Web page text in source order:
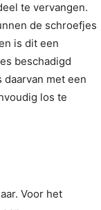
te vervangen.
de schroefjes
is dit een
beschadigd
met een
los te
Voor het